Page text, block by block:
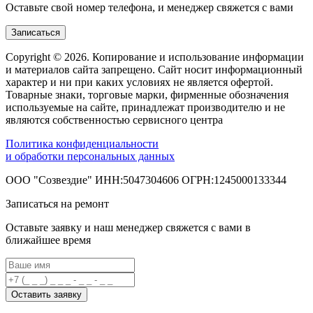
Оставьте свой номер телефона, и менеджер свяжется с вами
Записаться
Copyright © 2026. Копирование и использование информации
и материалов сайта запрещено. Сайт носит информационный
характер и ни при каких условиях не является офертой.
Товарные знаки, торговые марки, фирменные обозначения
используемые на сайте, принадлежат производителю и не
являются собственностью сервисного центра
Политика конфиденциальности
и обработки персональных данных
ООО "Созвездие" ИНН:5047304606 ОГРН:1245000133344
Записаться на ремонт
Оставьте заявку и наш менеджер свяжется с вами в
ближайшее время
Оставить заявку